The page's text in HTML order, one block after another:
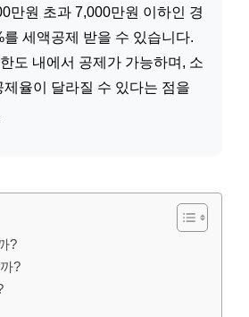
만원 초과 7,000만원 이하인 경
세액공제 받을 수 있습니다.
도 내에서 공제가 가능하며, 소
율이 달라질 수 있다는 점을
?
?